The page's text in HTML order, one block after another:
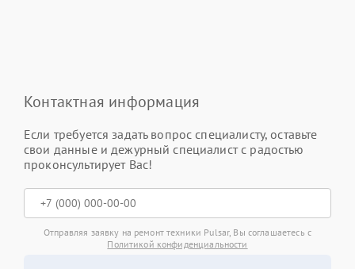
Контактная информация
Если требуется задать вопрос специалисту, оставьте
свои данные и дежурный специалист с радостью
проконсультирует Вас!
Отправляя заявку на ремонт техники Pulsar, Вы соглашаетесь с
Политикой конфиденциальности